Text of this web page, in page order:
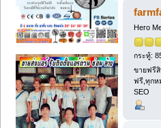
Hero
กระทู้:
ขายฟรีสิ
ฟรี,ทุกห
SEO